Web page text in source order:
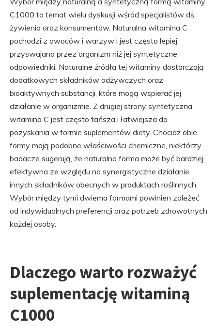
C1000 to temat wielu dyskusji wśród specjalistów ds.
żywienia oraz konsumentów. Naturalna witamina C
pochodzi z owoców i warzyw i jest często lepiej
przyswajana przez organizm niż jej syntetyczne
odpowiedniki. Naturalne źródła tej witaminy dostarczają
dodatkowych składników odżywczych oraz
bioaktywnych substancji, które mogą wspierać jej
działanie w organizmie. Z drugiej strony syntetyczna
witamina C jest często tańsza i łatwiejsza do
pozyskania w formie suplementów diety. Chociaż obie
formy mają podobne właściwości chemiczne, niektórzy
badacze sugerują, że naturalna forma może być bardziej
efektywna ze względu na synergistyczne działanie
innych składników obecnych w produktach roślinnych.
Wybór między tymi dwiema formami powinien zależeć
od indywidualnych preferencji oraz potrzeb zdrowotnych
każdej osoby.
Dlaczego warto rozważyć
suplementację witaminą
C1000